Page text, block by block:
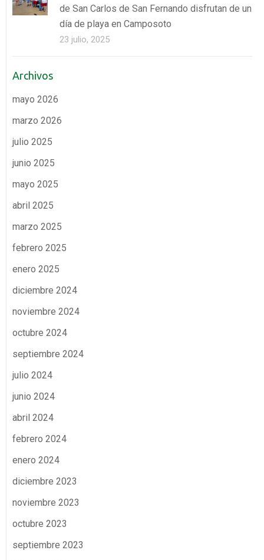
de San Carlos de San Fernando disfrutan de un
día de playa en Camposoto
23 julio, 2025
Archivos
mayo 2026
marzo 2026
julio 2025
junio 2025
mayo 2025
abril 2025
marzo 2025
febrero 2025
enero 2025
diciembre 2024
noviembre 2024
octubre 2024
septiembre 2024
julio 2024
junio 2024
abril 2024
febrero 2024
enero 2024
diciembre 2023
noviembre 2023
octubre 2023
septiembre 2023